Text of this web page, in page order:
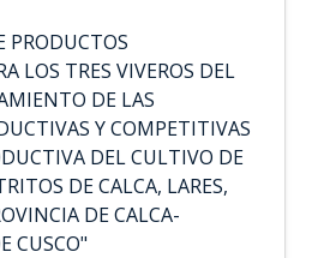
PRODUCTOS
LOS TRES VIVEROS DEL
DE LAS
Y COMPETITIVAS
DEL CULTIVO DE
DE CALCA, LARES,
DE CALCA-
CUSCO"